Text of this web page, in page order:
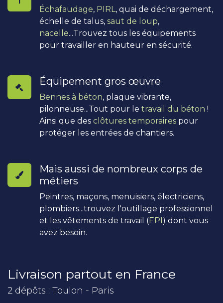
Échafaudage, PIRL, quai de déchargement,
échelle de talus, saut de loup,
nacelle...Trouvez tous les équipements
pour travailler en hauteur en sécurité.
Équipement gros œuvre
Bennes à béton, plaque vibrante,
pilonneuse...Tout pour le travail du béton !
Ainsi que des clôtures temporaires pour
protéger les entrées de chantiers.
Mais aussi de nombreux corps de
métiers
Peintres, maçons, menuisiers, électriciens,
plombiers...trouvez l'outillage professionnel
et les vêtements de travail (EPI) dont vous
avez besoin.
Livraison partout en France
2 dépôts : Toulon - Paris